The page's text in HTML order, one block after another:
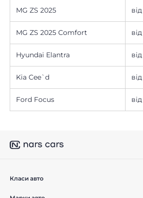
MG ZS 2025 від
MG ZS 2025 Comfort від
Hyundai Elantra від
Kia Cee`d від
Ford Focus від
Класи авто